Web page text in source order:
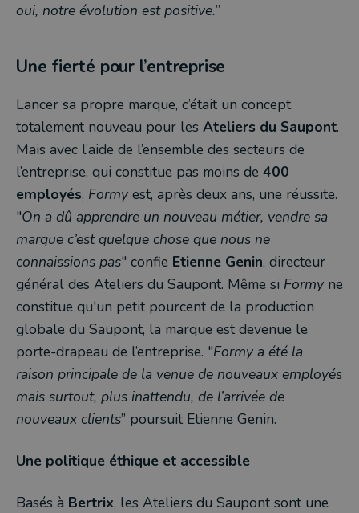
oui, notre évolution est positive.”
Une fierté pour l’entreprise
Lancer sa propre marque, c’était un concept
totalement nouveau pour les Ateliers du Saupont.
Mais avec l’aide de l’ensemble des secteurs de
l’entreprise, qui constitue pas moins de 400
employés, Formy est, après deux ans, une réussite.
"On a dû apprendre un nouveau métier, vendre sa
marque c’est quelque chose que nous ne
connaissions pas" confie Etienne Genin, directeur
général des Ateliers du Saupont. Même si Formy ne
constitue qu'un petit pourcent de la production
globale du Saupont, la marque est devenue le
porte-drapeau de l’entreprise. "Formy a été la
raison principale de la venue de nouveaux employés
mais surtout, plus inattendu, de l’arrivée de
nouveaux clients” poursuit Etienne Genin.
Une politique éthique et accessible
Basés à Bertrix, les Ateliers du Saupont sont une